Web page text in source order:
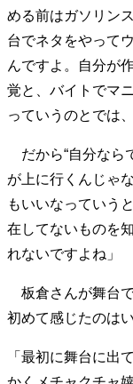
める前はガソリン
台でネタをやって
んですよ。自分が
覚と、バイトでマ
っていうのとでは
だから“自分なら
が上に行くんじゃ
もいいなっていう
在してないものを
れないですよね」
板倉さんが舞台
初めて感じたのは
「最初に舞台に出